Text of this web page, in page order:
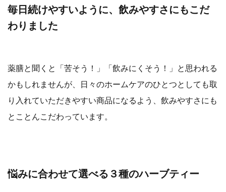
毎日続けやすいように、飲みやすさにもこだ
わりました
薬膳と聞くと「苦そう！」「飲みにくそう！」と思われる
かもしれませんが、日々のホームケアのひとつとしても取
り入れていただきやすい商品になるよう、飲みやすさにも
とことんこだわっています。
悩みに合わせて選べる３種のハーブティー